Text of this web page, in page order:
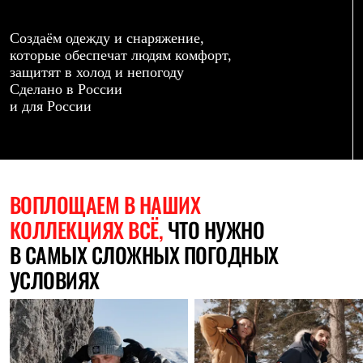
Среднее термобелье
Легкое термобелье
Лёгкая одежда
Футболки
Рубашки
Толстовки
Женская одежда
Брюки
Жилеты
Утепленная синтетикой
Куртки
Брюки
Штормовая одежда
Куртки
Софтшелл одежда
Куртки
Брюки
Лёгкая одежда
Создаём одежду и снаряжение,
которые обеспечат людям комфорт,
защитят в холод и непогоду
Сделано в России
и для России
ВОПЛОЩАЕМВ НАШИХ
КОЛЛЕКЦИЯХ ВСЁ,ЧТО НУЖНО
В САМЫХ СЛОЖНЫХ ПОГОДНЫХ
УСЛОВИЯХ